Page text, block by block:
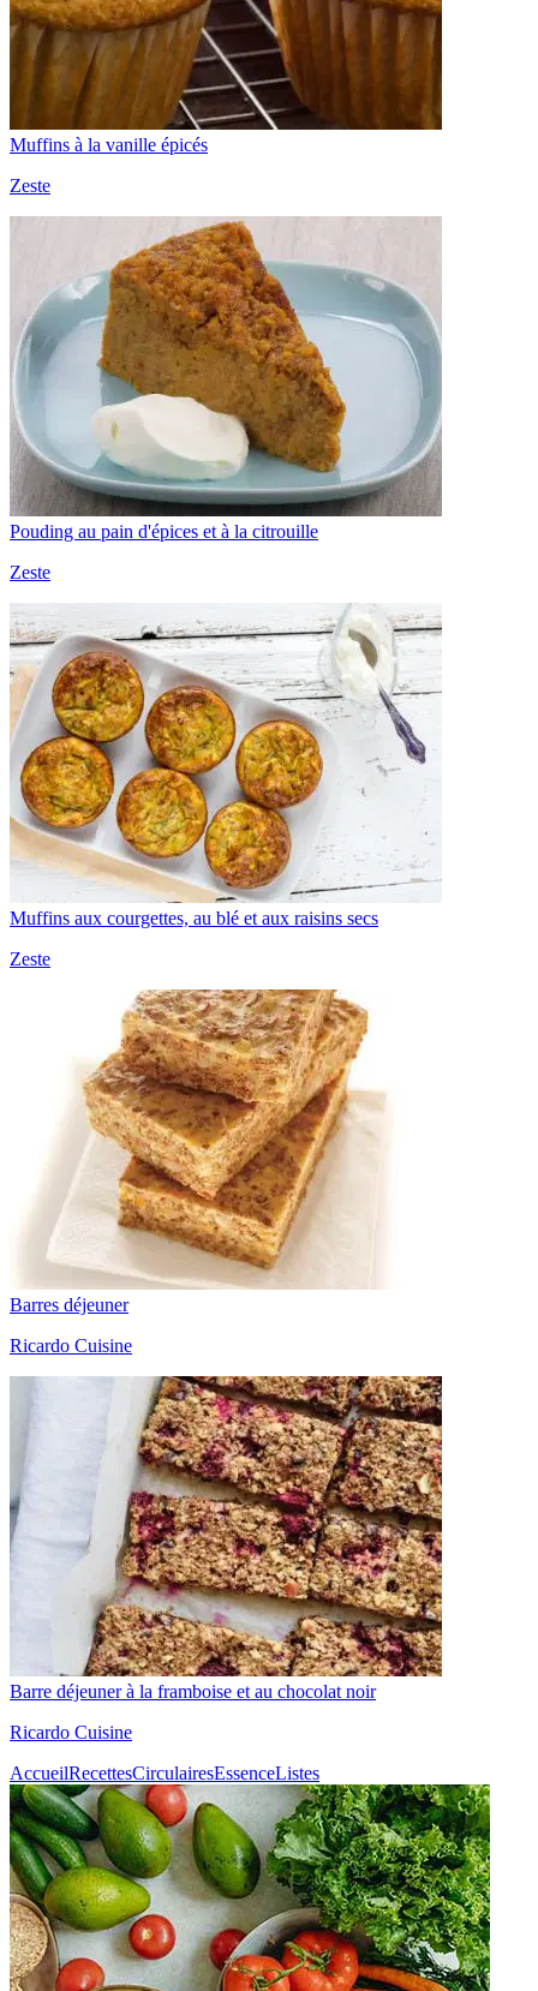
Muffins à la vanille épicés
Zeste
Pouding au pain d'épices et à la citrouille
Zeste
Muffins aux courgettes, au blé et aux raisins secs
Zeste
Barres déjeuner
Ricardo Cuisine
Barre déjeuner à la framboise et au chocolat noir
Ricardo Cuisine
AccueilRecettesCirculairesEssenceListes